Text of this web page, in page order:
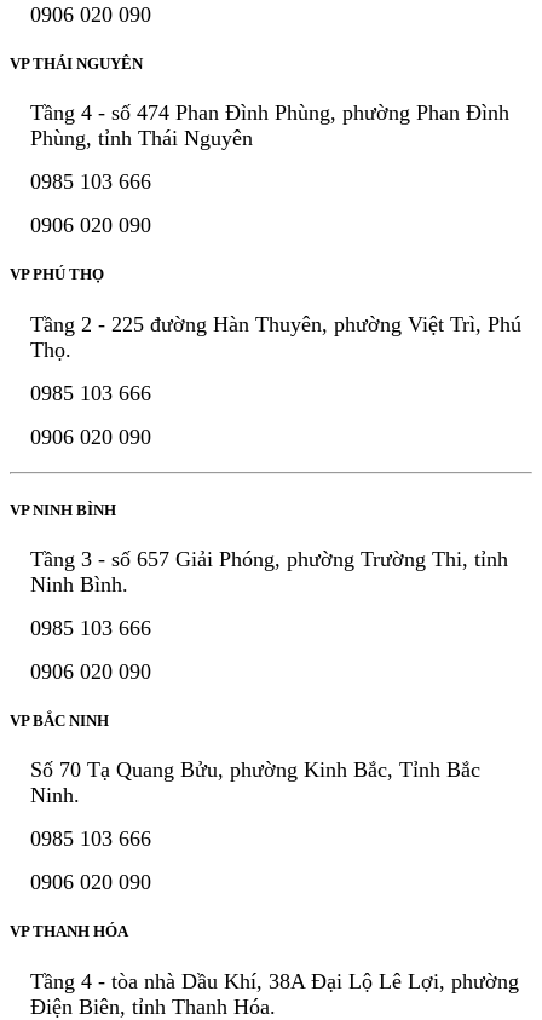
0906 020 090
VP THÁI NGUYÊN
Tầng 4 - số 474 Phan Đình Phùng, phường Phan Đình
Phùng, tỉnh Thái Nguyên
0985 103 666
0906 020 090
VP PHÚ THỌ
Tầng 2 - 225 đường Hàn Thuyên, phường Việt Trì, Phú
Thọ.
0985 103 666
0906 020 090
VP NINH BÌNH
Tầng 3 - số 657 Giải Phóng, phường Trường Thi, tỉnh
Ninh Bình.
0985 103 666
0906 020 090
VP BẮC NINH
Số 70 Tạ Quang Bửu, phường Kinh Bắc, Tỉnh Bắc
Ninh.
0985 103 666
0906 020 090
VP THANH HÓA
Tầng 4 - tòa nhà Dầu Khí, 38A Đại Lộ Lê Lợi, phường
Điện Biên, tỉnh Thanh Hóa.